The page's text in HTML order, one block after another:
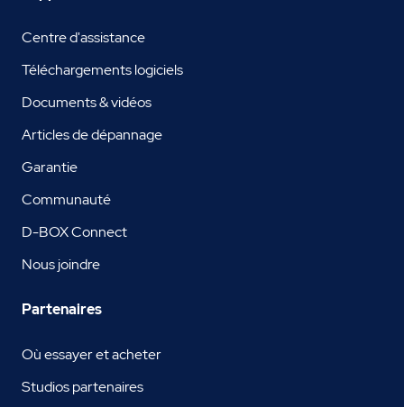
Centre d'assistance
Téléchargements logiciels
Documents & vidéos
Articles de dépannage
Garantie
Communauté
D-BOX Connect
Nous joindre
Partenaires
Où essayer et acheter
Studios partenaires